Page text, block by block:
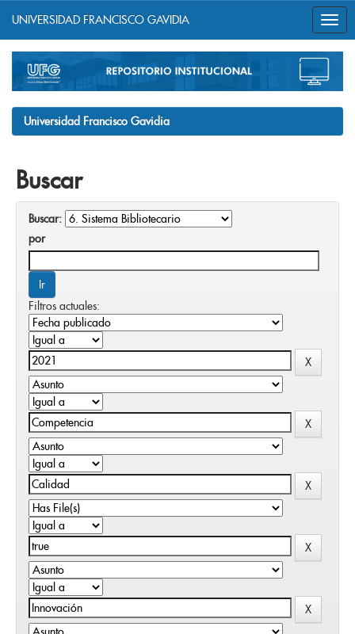
navigation
UNIVERSIDAD FRANCISCO GAVIDIA
Universidad Francisco Gavidia
Buscar
Buscar:
por
Filtros actuales: